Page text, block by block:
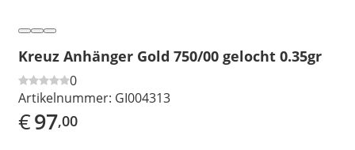
Kreuz Anhänger Gold 750/00 gelocht 0.35gr
0
Artikelnummer: GI004313
€97,00